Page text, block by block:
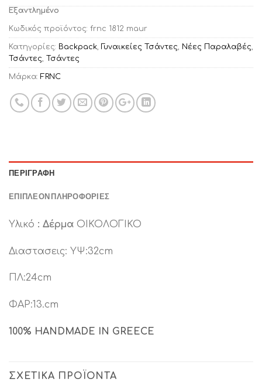
Εξαντλημένο
Κωδικός προϊόντος: frnc 1812 maur
Κατηγορίες: Backpack, Γυναικείες Τσάντες, Νέες Παραλαβές,
Τσάντες, Τσάντες
Μάρκα: FRNC
ΠΕΡΙΓΡΑΦΉ
ΕΠΙΠΛΈΟΝ ΠΛΗΡΟΦΟΡΊΕΣ
Υλικό : Δέρμα ΟΙΚΟΛΟΓΙΚΟ
Διαστασεις: ΥΨ:32cm
ΠΛ:24cm
ΦΑΡ:13.cm
100% HANDMADE IN GREECE
ΣΧΕΤΙΚΆ ΠΡΟΪΌΝΤΑ